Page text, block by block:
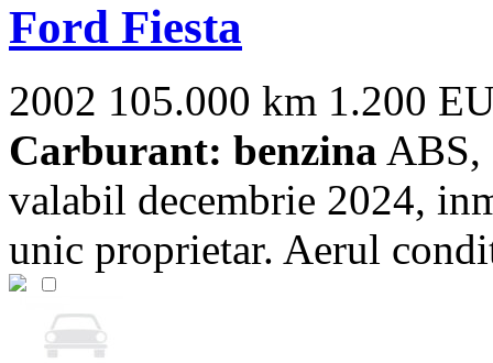
Ford Fiesta
2002 105.000 km 1.200
Carburant: benzina ABS,
valabil decembrie 2024,
unic proprietar. Aerul